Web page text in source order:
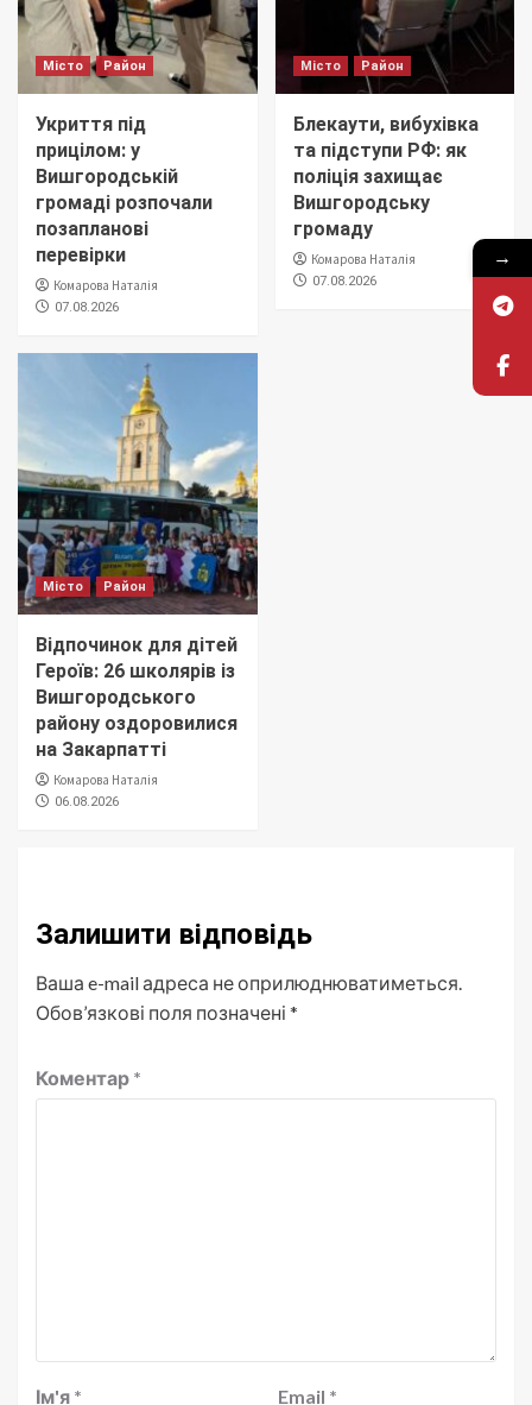
Місто Район
Укриття під
прицілом: у
Вишгородській
громаді розпочали
позапланові
перевірки
Комарова Наталія
07.08.2026
Місто Район
Блекаути, вибухівка
та підступи РФ: як
поліція захищає
Вишгородську
громаду
Комарова Наталія
07.08.2026
Місто Район
Відпочинок для дітей
Героїв: 26 школярів із
Вишгородського
району оздоровилися
на Закарпатті
Комарова Наталія
06.08.2026
Залишити відповідь
Ваша e-mail адреса не оприлюднюватиметься.
Обов’язкові поля позначені *
Коментар *
Ім'я * Email *
→